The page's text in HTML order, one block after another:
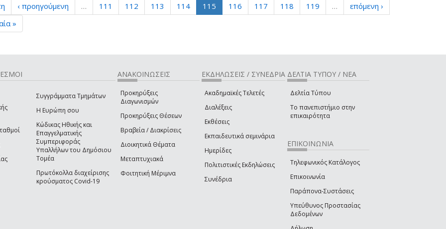
‹ προηγούμενη … 111 112 113 114 115 116 117 118 119 …
επόμενη ›
»
Συγγράμματα Τμημάτων
Η Ευρώπη σου
Κώδικας Ηθικής και
Επαγγελματικής
Συμπεριφοράς
Υπαλλήλων του Δημόσιου
Τομέα
Πρωτόκολλα διαχείρισης
κρούσματος Covid-19
ΑΝΑΚΟΙΝΩΣΕΙΣ
Προκηρύξεις
Διαγωνισμών
Προκηρύξεις Θέσεων
Βραβεία / Διακρίσεις
Διοικητικά Θέματα
Μεταπτυχιακά
Φοιτητική Μέριμνα
ΕΚΔΗΛΩΣΕΙΣ / ΣΥΝΕΔΡΙΑ
Ακαδημαϊκές Τελετές
Διαλέξεις
Εκθέσεις
Εκπαιδευτικά σεμινάρια
Ημερίδες
Πολιτιστικές Εκδηλώσεις
Συνέδρια
ΔΕΛΤΙΑ ΤΥΠΟΥ / ΝΕΑ
Δελτία Τύπου
Το πανεπιστήμιο στην
επικαιρότητα
ΕΠΙΚΟΙΝΩΝΙΑ
Τηλεφωνικός Κατάλογος
Επικοινωνία
Παράπονα-Συστάσεις
Υπεύθυνος Προστασίας
Δεδομένων